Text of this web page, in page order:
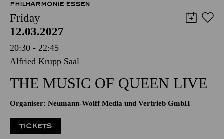
PHILHARMONIE ESSEN
Friday
12.03.2027
20:30 - 22:45
Alfried Krupp Saal
THE MUSIC OF QUEEN LIVE
Organiser: Neumann-Wolff Media und Vertrieb GmbH
TICKETS